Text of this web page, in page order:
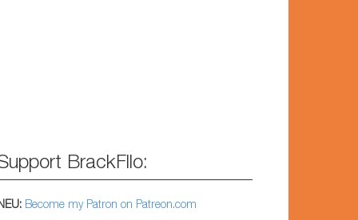
BrackFllo:
Become my Patron on Patreon.com